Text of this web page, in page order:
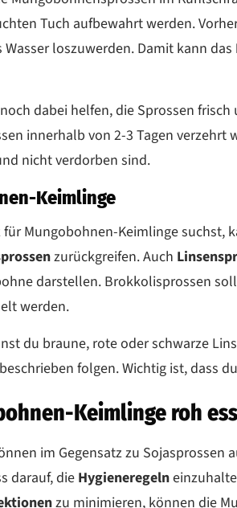
Tuch aufbewahrt werden.
loszuwerden. Damit kann das
dabei helfen, die Sprossen
innerhalb von 2-3 Tagen verzehrt
nicht verdorben sind.
Keimlinge
für Mungobohnen-Keimlinge suchst,
zurückgreifen. Auch
darstellen. Brokkolisprossen
werden.
du braune, rote oder schwarze
folgen. Wichtig ist, dass
Keimlinge roh
im Gegensatz zu Sojasprossen
darauf, die Hygieneregeln
zu minimieren, können die